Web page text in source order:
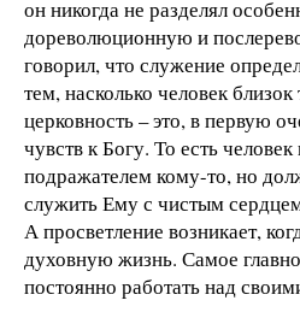
он никогда не разделял
дореволюционную и
говорил, что служение
тем, насколько человек
церковность – это, в первую
чувств к Богу. То есть
подражателем кому-то, но
служить Ему с чистым
А просветление возникает,
духовную жизнь. Самое
постоянно работать над